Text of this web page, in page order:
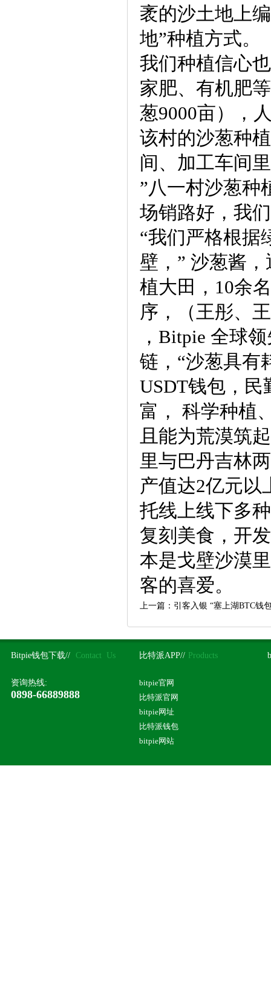
袤的沙土地上
地”种植方式。
我们种植信心
家肥、有机肥
葱9000亩），
该村的沙葱种
间、加工车间
”八一村沙葱种
场销路好，我
“我们严格根据
壁，” 沙葱酱
植大田，10余
序，（王彤、
，Bitpie 全球
链，“沙葱具有
USDT钱包，
富， 科学种植
且能为荒漠筑
里与巴丹吉林
产值达2亿元以
托线上线下多
复刻美食，开
本是戈壁沙漠
客的喜爱。
上一篇： 引客入银 “塞上湖BTC钱
Bitpie钱包下载// Contact Us
资询热线:
0898-66889888
比特派APP// Products
bitpie官网
比特派官网
bitpie网址
比特派钱包
bitpie网站